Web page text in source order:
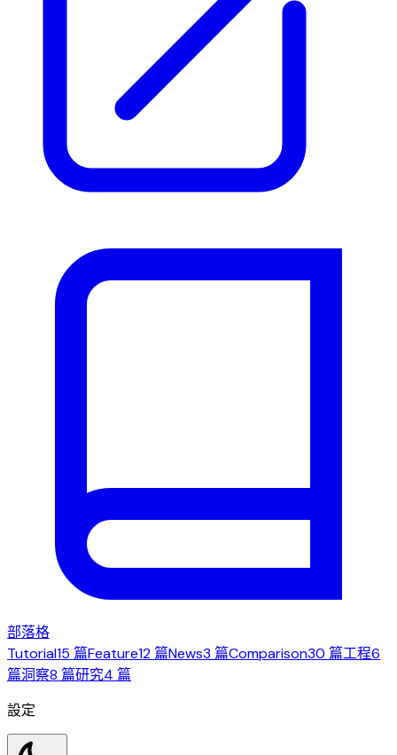
部落格
Tutorial15 篇Feature12 篇News3 篇Comparison30 篇工程6
篇洞察8 篇研究4 篇
設定